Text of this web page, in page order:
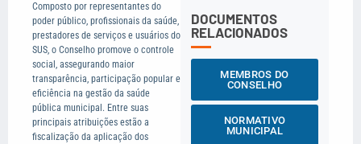
Composto por representantes do
poder público, profissionais da saúde,
prestadores de serviços e usuários do
SUS, o Conselho promove o controle
social, assegurando maior
transparência, participação popular e
eficiência na gestão da saúde
pública municipal. Entre suas
principais atribuições estão a
fiscalização da aplicação dos
DOCUMENTOS
RELACIONADOS
MEMBROS DO
CONSELHO
NORMATIVO
MUNICIPAL